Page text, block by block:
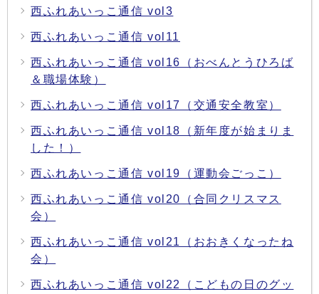
西ふれあいっこ通信 vol3
西ふれあいっこ通信 vol11
西ふれあいっこ通信 vol16（おべんとうひろば
＆職場体験）
西ふれあいっこ通信 vol17（交通安全教室）
西ふれあいっこ通信 vol18（新年度が始まりま
した！）
西ふれあいっこ通信 vol19（運動会ごっこ）
西ふれあいっこ通信 vol20（合同クリスマス
会）
西ふれあいっこ通信 vol21（おおきくなったね
会）
西ふれあいっこ通信 vol22（こどもの日のグッ